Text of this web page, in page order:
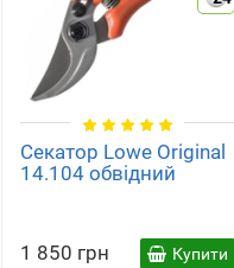
Секатор Lowe Original
14.104 обвідний
1 850 грн Купити